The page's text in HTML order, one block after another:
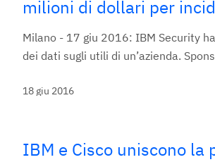
milioni di dollari per
Milano - 17 giu 2016: IBM Security
dei dati sugli utili di un’azienda.
18 giu 2016
IBM e Cisco uniscono